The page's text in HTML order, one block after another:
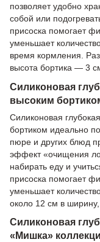
позволяет удобно
собой или
присоска помогает
уменьшает
время кормления.
высота бортика — 3
Силиконовая
высоким
Силиконовая
бортиком идеально
пюре и других блюд
эффект «очищения
набирать еду и
присоска помогает
уменьшает
около 12 см в
Силиконовая
«Мишка»